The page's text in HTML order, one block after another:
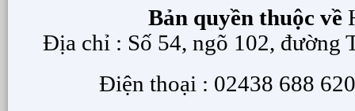
Bản quyền thuộc về
Địa chỉ : Số 54, ngõ 102, đường
Điện thoại : 02438 688